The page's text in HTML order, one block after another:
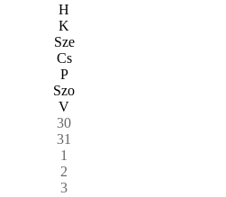
H
K
Sze
Cs
P
Szo
V
30
31
1
2
3